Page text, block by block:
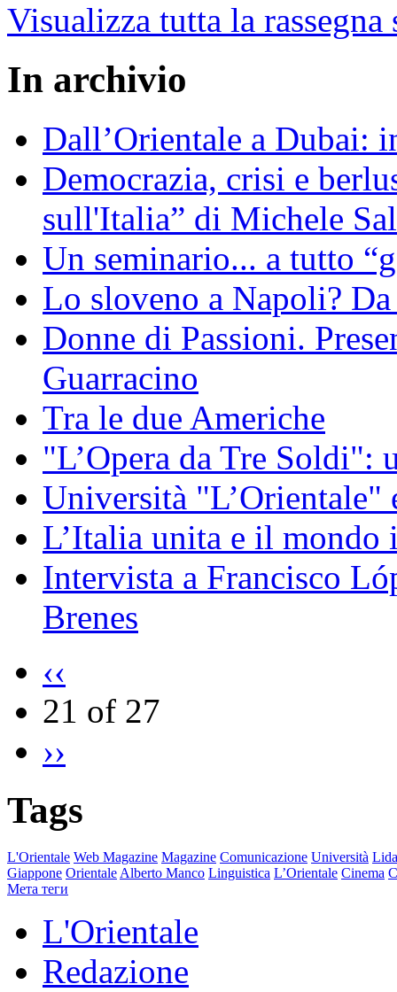
Visualizza tutta la rassegna
In archivio
Dall’Orientale a Dubai:
Democrazia, crisi e
sull'Italia” di Michele
Un seminario... a tutto
Lo sloveno a Napoli?
Donne di Passioni.
Guarracino
Tra le due Americhe
"L’Opera da Tre Soldi":
Università "L’Orientale"
L’Italia unita e il mondo
Intervista a Francisco
Brenes
‹‹
21 of 27
››
Tags
L'Orientale Web Magazine Magazine Comunicazione Università
Giappone Orientale Alberto Manco Linguistica L’Orientale Cinema
Мета теги
L'Orientale
Redazione